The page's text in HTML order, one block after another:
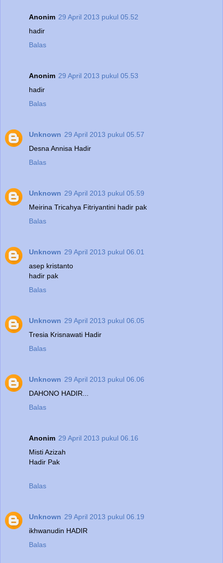
Anonim 29 April 2013 pukul 05.52
hadir
Balas
Anonim 29 April 2013 pukul 05.53
hadir
Balas
Unknown 29 April 2013 pukul 05.57
Desna Annisa Hadir
Balas
Unknown 29 April 2013 pukul 05.59
Meirina Tricahya Fitriyantini hadir pak
Balas
Unknown 29 April 2013 pukul 06.01
asep kristanto
hadir pak
Balas
Unknown 29 April 2013 pukul 06.05
Tresia Krisnawati Hadir
Balas
Unknown 29 April 2013 pukul 06.06
DAHONO HADIR...
Balas
Anonim 29 April 2013 pukul 06.16
Misti Azizah
Hadir Pak
Balas
Unknown 29 April 2013 pukul 06.19
ikhwanudin HADIR
Balas